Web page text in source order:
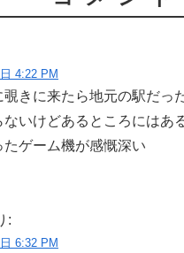
4:22 PM
覗きに来たら地元の駅だっ
ないけどあるところにはあ
たゲーム機が感慨深い
:
6:32 PM